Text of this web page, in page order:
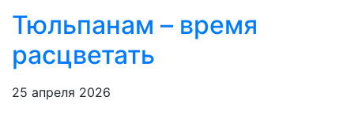
Тюльпанам – время
расцветать
25 апреля 2026